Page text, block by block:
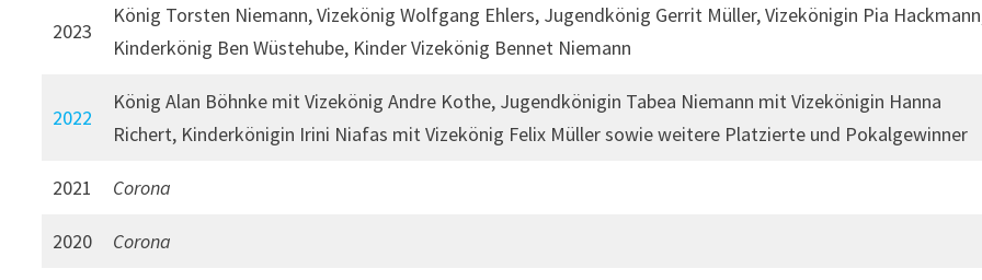
2023
König Torsten Niemann, Vizekönig Wolfgang Ehlers, Jugendkönig Gerrit Müller, Vizekönigin Pia
Kinderkönig Ben Wüstehube, Kinder Vizekönig Bennet Niemann
2022
König Alan Böhnke mit Vizekönig Andre Kothe, Jugendkönigin Tabea Niemann mit Vizekönigin Hanna
Richert, Kinderkönigin Irini Niafas mit Vizekönig Felix Müller sowie weitere Platzierte und Pokalgewinner
2021 Corona
2020 Corona